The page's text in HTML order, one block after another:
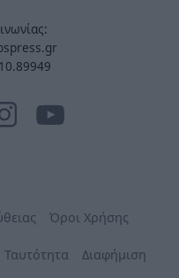
Όροι Χρήσης
Ταυτότητα Διαφήμιση